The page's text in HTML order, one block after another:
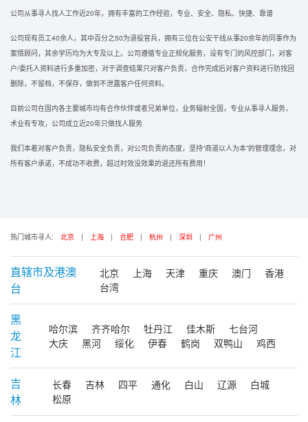
公司从事寻人找人工作近20年，拥有丰富的工作经验，专业、安全、隐私、快捷、靠谱
公司现有员工40余人，其中百分之50为退役官兵，拥有三位在公安干线从事20余年的同事作为
案情顾问，其余学历均为大专及以上。公司遵循专业正规化服务，设有专门的风控部门，对客
户/委托人资料进行多重加密，对于调查结果只对客户负责，合作完成后对客户资料进行防找回
删除，不留档，不保存，做到不泄露客户任何资料。
目前公司在国内各主要城市均有合作伙伴或者兄弟单位，业务辐射全国，专业从事寻人服务，
术业有专攻，公司成立近20年只做找人服务
我们本着对客户负责，隐私安全负责，对公司负责的态度，坚持“商道以人为本”的管理理念，对
所有客户承诺，不成功不收费，超过时效没效果的退还所有费用！
热门城市寻人: 北京 | 上海 | 合肥 | 杭州 | 深圳 | 广州
直辖市及港澳
台
北京 上海 天津 重庆 澳门
香港
台湾
黑
龙
江
哈尔滨 齐齐哈尔 牡丹江 佳木斯
七台河
大庆
黑河 绥化 伊春 鹤岗 双鸭山 鸡西
吉
林
长春 吉林 四平 通化 白山 辽源
白城
松原